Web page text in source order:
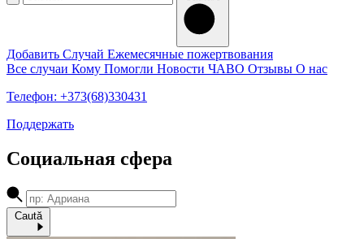
Добавить Случай Ежемесячные пожертвования
Все случаи Кому Помогли Новости ЧАВО Отзывы О нас
Телефон: +373(68)330431
Поддержать
Социальная сфера
Caută